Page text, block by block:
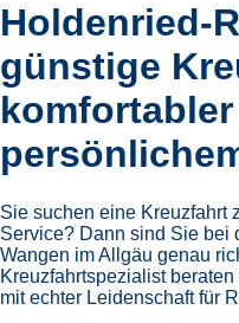
Holdenried-
günstige
Sie suchen eine Kreuzfahrt
Service? Dann sind Sie bei
Wangen im Allgäu genau
Kreuzfahrtspezialist
mit echter Leidenschaft für